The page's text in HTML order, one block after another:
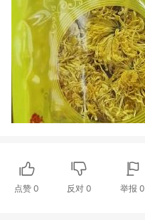
点赞 0 反对0 举报 0